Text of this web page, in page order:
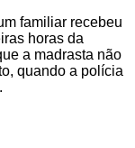
familiar recebeu
horas da
a madrasta não
quando a polícia